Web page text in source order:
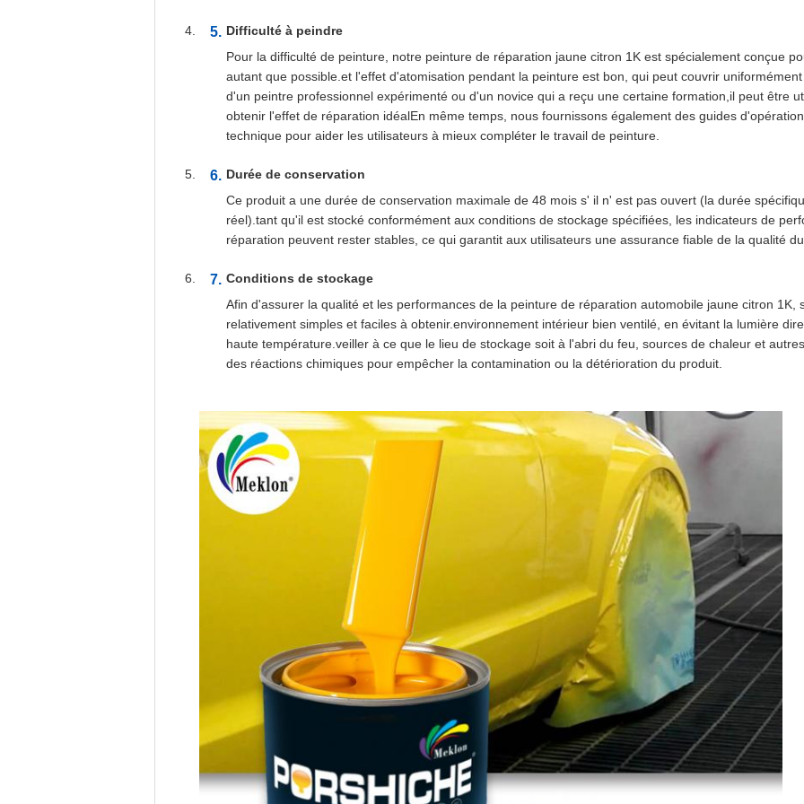
Difficulté à peindre
Pour la difficulté de peinture, notre peinture de réparation jaune citron 1K est spécialement conçue
autant que possible.et l'effet d'atomisation pendant la peinture est bon, qui peut couvrir
d'un peintre professionnel expérimenté ou d'un novice qui a reçu une certaine formation,il peut être
obtenir l'effet de réparation idéalEn même temps, nous fournissons également des guides
technique pour aider les utilisateurs à mieux compléter le travail de peinture.
Durée de conservation
Ce produit a une durée de conservation maximale de 48 mois s' il n' est pas ouvert (la durée
réel).tant qu'il est stocké conformément aux conditions de stockage spécifiées, les indicateurs de
réparation peuvent rester stables, ce qui garantit aux utilisateurs une assurance fiable de la qualité
Conditions de stockage
Afin d'assurer la qualité et les performances de la peinture de réparation automobile jaune citron 1K,
relativement simples et faciles à obtenir.environnement intérieur bien ventilé, en évitant la lumière
haute température.veiller à ce que le lieu de stockage soit à l'abri du feu, sources de chaleur et
des réactions chimiques pour empêcher la contamination ou la détérioration du produit.